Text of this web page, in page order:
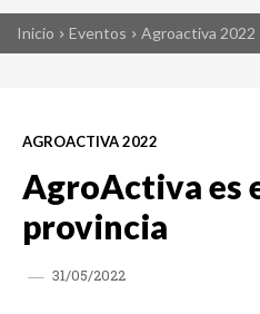
Inicio Eventos Agroactiva 2022
AGROACTIVA 2022
AgroActiva es
provincia
31/05/2022